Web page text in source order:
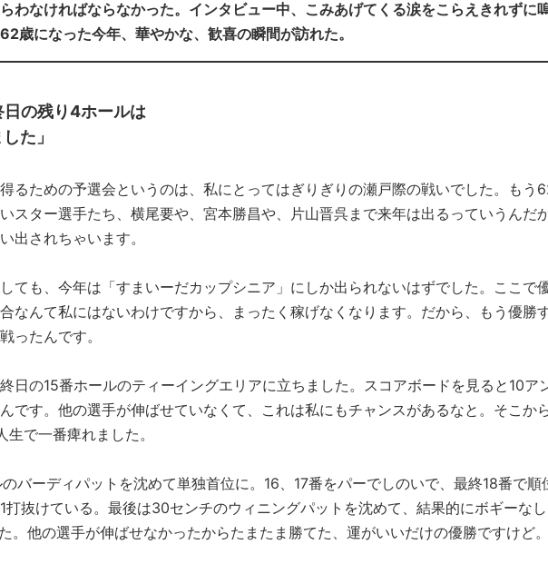
わなければならなかった。インタビュー中、こみあげてくる涙をこらえきれずに
歳になった今年、華やかな、歓喜の瞬間が訪れた。
日の残り4ホールは
た」
るための予選会というのは、私にとってはぎりぎりの瀬戸際の戦いでした。もう
スター選手たち、横尾要や、宮本勝昌や、片山晋呉まで来年は出るっていうんだ
出されちゃいます。
ても、今年は「すまいーだカップシニア」にしか出られないはずでした。ここで
なんて私にはないわけですから、まったく稼げなくなります。だから、もう優勝
ったんです。
日の15番ホールのティーイングエリアに立ちました。スコアボードを見ると10ア
です。他の選手が伸ばせていなくて、これは私にもチャンスがあるなと。そこか
で一番痺れました。
バーディパットを沈めて単独首位に。16、17番をパーでしのいで、最終18番で順
打抜けている。最後は30センチのウィニングパットを沈めて、結果的にボギーなし
。他の選手が伸ばせなかったからたまたま勝てた、運がいいだけの優勝ですけど